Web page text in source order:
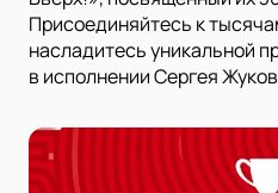
Присоединяйтесь к
насладитесь уникальной
в исполнении Сергея